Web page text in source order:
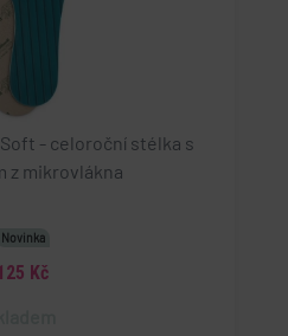
- celoroční stélka s
z mikrovlákna
Novinka
Kč